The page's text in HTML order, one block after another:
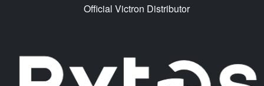
Official Victron Distributor